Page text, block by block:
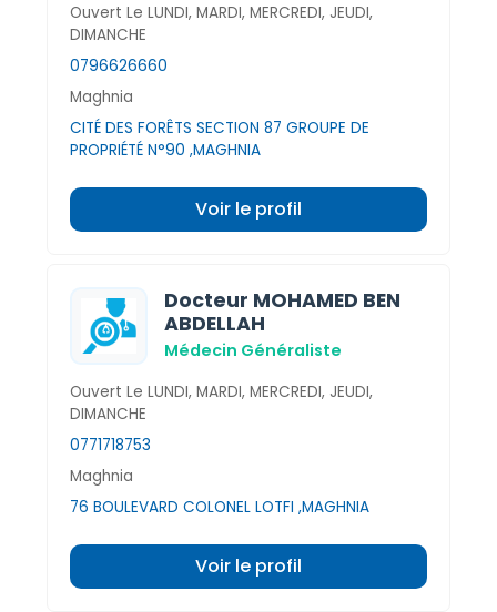
Ouvert Le LUNDI, MARDI, MERCREDI, JEUDI,
DIMANCHE
0796626660
Maghnia
CITÉ DES FORÊTS SECTION 87 GROUPE DE
PROPRIÉTÉ N°90 ,MAGHNIA
Voir le profil
Docteur MOHAMED BEN
ABDELLAH
Médecin Généraliste
Ouvert Le LUNDI, MARDI, MERCREDI, JEUDI,
DIMANCHE
0771718753
Maghnia
76 BOULEVARD COLONEL LOTFI ,MAGHNIA
Voir le profil